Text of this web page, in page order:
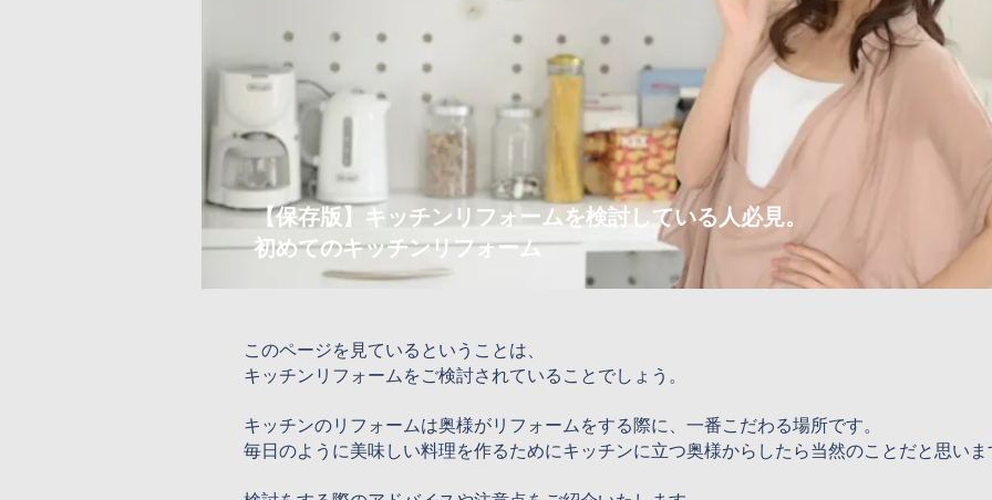
このページを見ているということは、
キッチンリフォームをご検討されていることでしょう。
キッチンのリフォームは奥様がリフォームをする際に、一番こだわる場所です。
毎日のように美味しい料理を作るためにキッチンに立つ奥様からしたら当然のことだと思い
【保存版】キッチンリフォームを検討している人必見。
初めてのキッチンリフォーム